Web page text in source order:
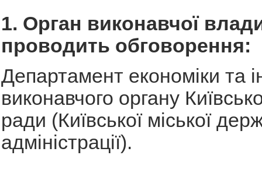
1. Орган виконавчої
проводить обговорення:
Департамент економіки та
виконавчого органу
ради (Київської міської
адміністрації).